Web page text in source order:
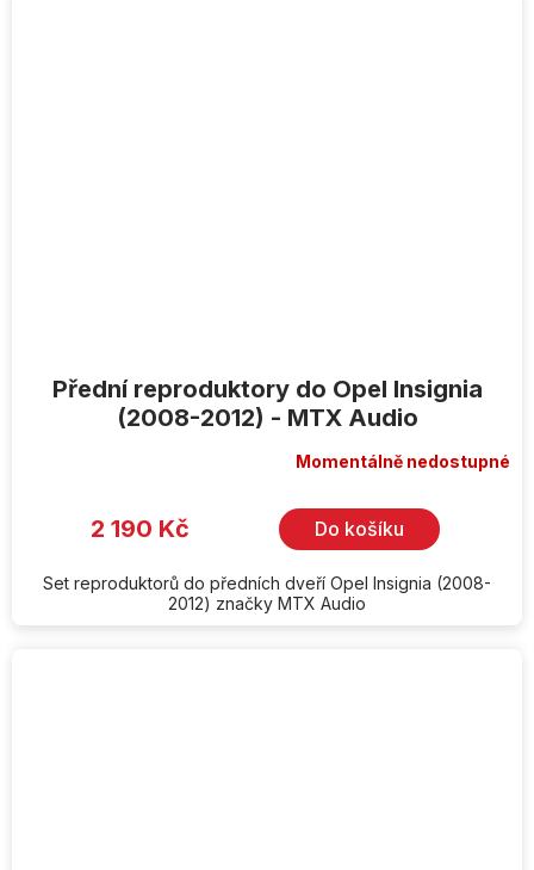
Přední reproduktory do Opel Insignia
(2008-2012) - MTX Audio
Momentálně nedostupné
2 190 Kč Do košíku
Set reproduktorů do předních dveří Opel Insignia (2008-
2012) značky MTX Audio